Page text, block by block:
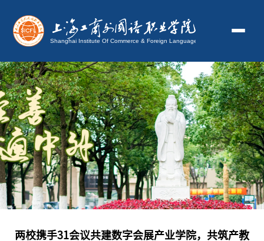
两校携手31会议共建数字会展产业学院，共筑产教